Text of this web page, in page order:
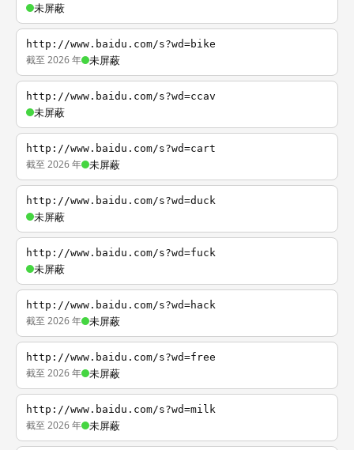
未屏蔽
http://www.baidu.com/s?wd=bike
截至 2026 年 未屏蔽
http://www.baidu.com/s?wd=ccav
未屏蔽
http://www.baidu.com/s?wd=cart
截至 2026 年 未屏蔽
http://www.baidu.com/s?wd=duck
未屏蔽
http://www.baidu.com/s?wd=fuck
未屏蔽
http://www.baidu.com/s?wd=hack
截至 2026 年 未屏蔽
http://www.baidu.com/s?wd=free
截至 2026 年 未屏蔽
http://www.baidu.com/s?wd=milk
截至 2026 年 未屏蔽